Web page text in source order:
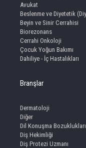
Avukat
Beslenme ve Diyetetik
Beyin ve Sinir Cerrahisi
Biorezonans
Cerrahi Onkoloji
Çocuk Yoğun Bakımı
Dahiliye - İç Hastalıkları
Branşlar
Dermatoloji
Diğer
Dil Konuşma Bozuklukları
Diş Hekimliği
Diş Protezi Uzmanı